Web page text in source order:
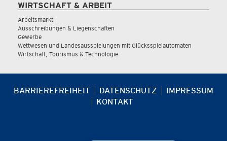
WIRTSCHAFT & ARBEIT
Arbeitsmarkt
Ausschreibungen & Liegenschaften
Gewerbe
Wettwesen und Landesausspielungen mit Glücksspielautomaten
Wirtschaft, Tourismus & Technologie
BARRIEREFREIHEIT DATENSCHUTZ
IMPRESSUM
KONTAKT